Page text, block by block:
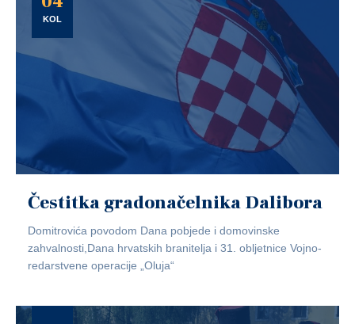
KOL
Čestitka gradonačelnika Dalibora
Domitrovića povodom Dana pobjede i domovinske
zahvalnosti,Dana hrvatskih branitelja i 31. obljetnice Vojno-
redarstvene operacije „Oluja“